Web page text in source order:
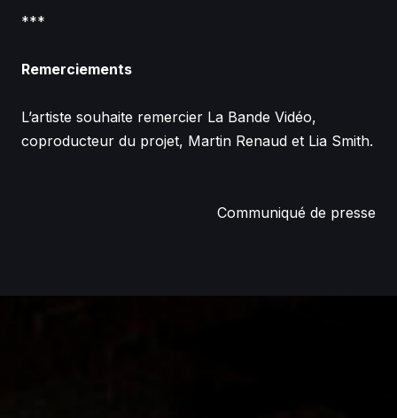
***
Remerciements
L’artiste souhaite remercier La Bande Vidéo,
coproducteur du projet, Martin Renaud et Lia Smith.
Communiqué de presse